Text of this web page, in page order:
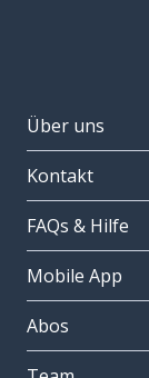
Über uns
Kontakt
FAQs & Hilfe
Mobile App
Abos